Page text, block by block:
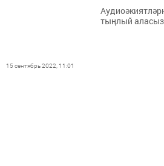
тыңлый
15 сентябрь 2022, 11:01